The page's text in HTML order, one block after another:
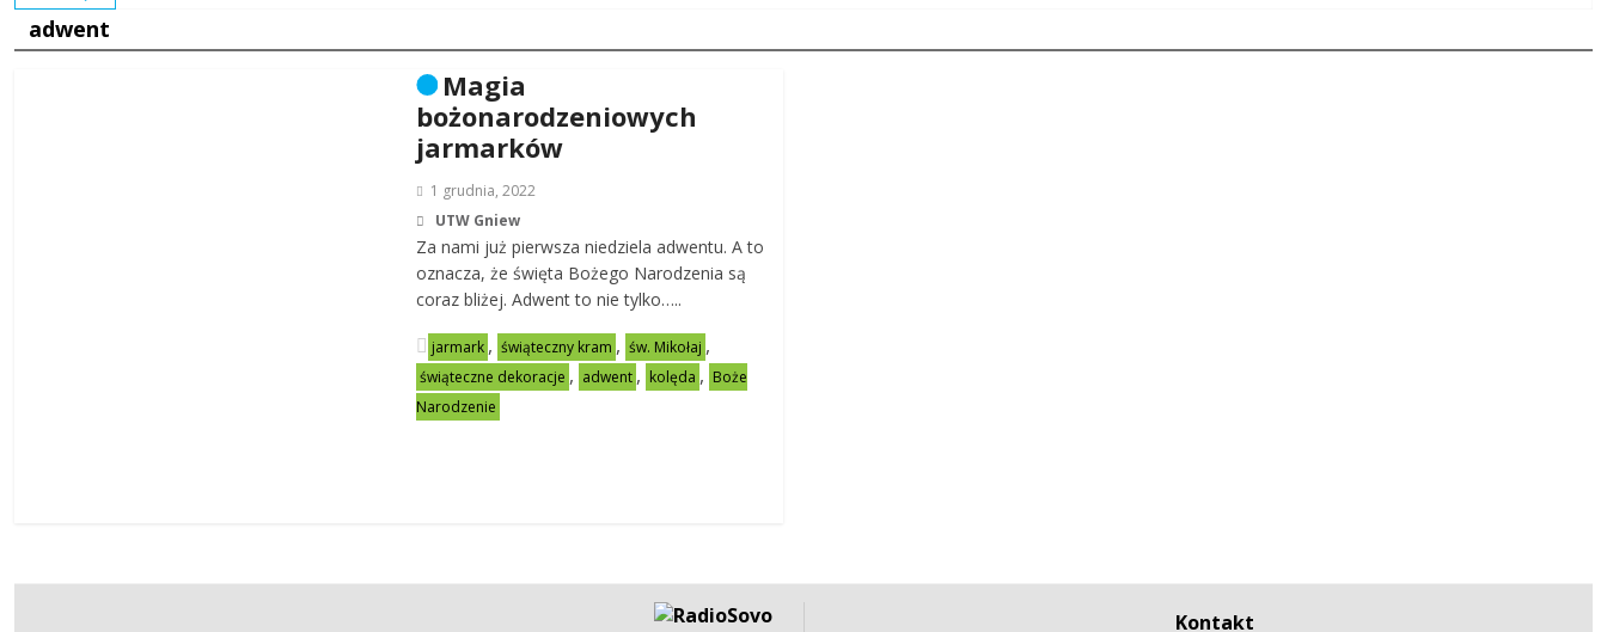
adwent
Magia
bożonarodzeniowych
jarmarków
1 grudnia, 2022
UTW Gniew
Za nami już pierwsza niedziela adwentu. A to
oznacza, że święta Bożego Narodzenia są
coraz bliżej. Adwent to nie tylko…..
jarmark , świąteczny kram , św. Mikołaj ,
świąteczne dekoracje , adwent , kolęda , Boże
Narodzenie
Kontakt